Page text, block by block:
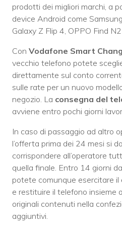
prodotti dei migliori marchi, a
device Android come
Galaxy Z Flip 4, OPPO Find
Con Vodafone Smart
vecchio telefono potete
direttamente sul conto
sulle rate per un nuovo
negozio. La consegna del
avviene entro pochi giorni
In caso di passaggio ad altro
l’offerta prima dei 24 mesi si
corrispondere all’operatore
quella finale. Entro 14 giorni
potete comunque esercitare il
e restituire il telefono insieme
originali contenuti nella
aggiuntivi.